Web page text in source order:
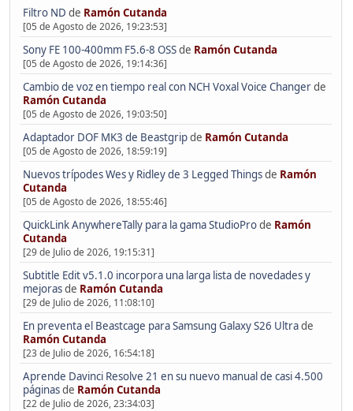
Filtro ND de Ramón Cutanda
[05 de Agosto de 2026, 19:23:53]
Sony FE 100-400mm F5.6-8 OSSde Ramón Cutanda
[05 de Agosto de 2026, 19:14:36]
Cambio de voz en tiempo real con NCH Voxal Voice Changerde
Ramón Cutanda
[05 de Agosto de 2026, 19:03:50]
Adaptador DOF MK3 de Beastgripde Ramón Cutanda
[05 de Agosto de 2026, 18:59:19]
Nuevos trípodes Wes y Ridley de 3 Legged Thingsde Ramón
Cutanda
[05 de Agosto de 2026, 18:55:46]
QuickLink AnywhereTally para la gama StudioProde Ramón
Cutanda
[29 de Julio de 2026, 19:15:31]
Subtitle Edit v5.1.0 incorpora una larga lista de novedades y
mejorasde Ramón Cutanda
[29 de Julio de 2026, 11:08:10]
En preventa el Beastcage para Samsung Galaxy S26 Ultrade
Ramón Cutanda
[23 de Julio de 2026, 16:54:18]
Aprende Davinci Resolve 21 en su nuevo manual de casi 4.500
páginasde Ramón Cutanda
[22 de Julio de 2026, 23:34:03]